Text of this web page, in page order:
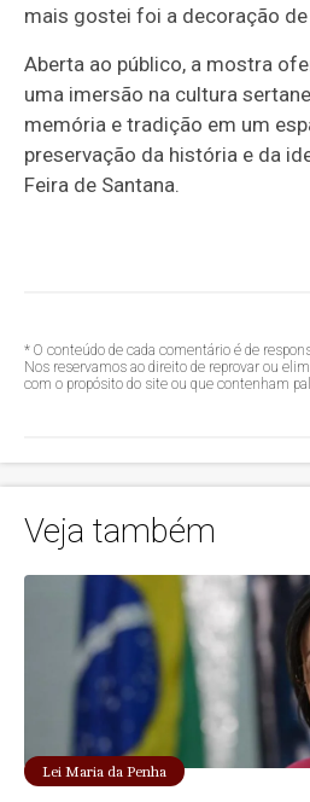
mais gostei foi a decoração
Aberta ao público, a mostra
uma imersão na cultura
memória e tradição em um
preservação da história e da
Feira de Santana.
* O conteúdo de cada comentário é de
Nos reservamos ao direito de reprovar ou
com o propósito do site ou que contenham
Veja também
Lei Maria da Penha